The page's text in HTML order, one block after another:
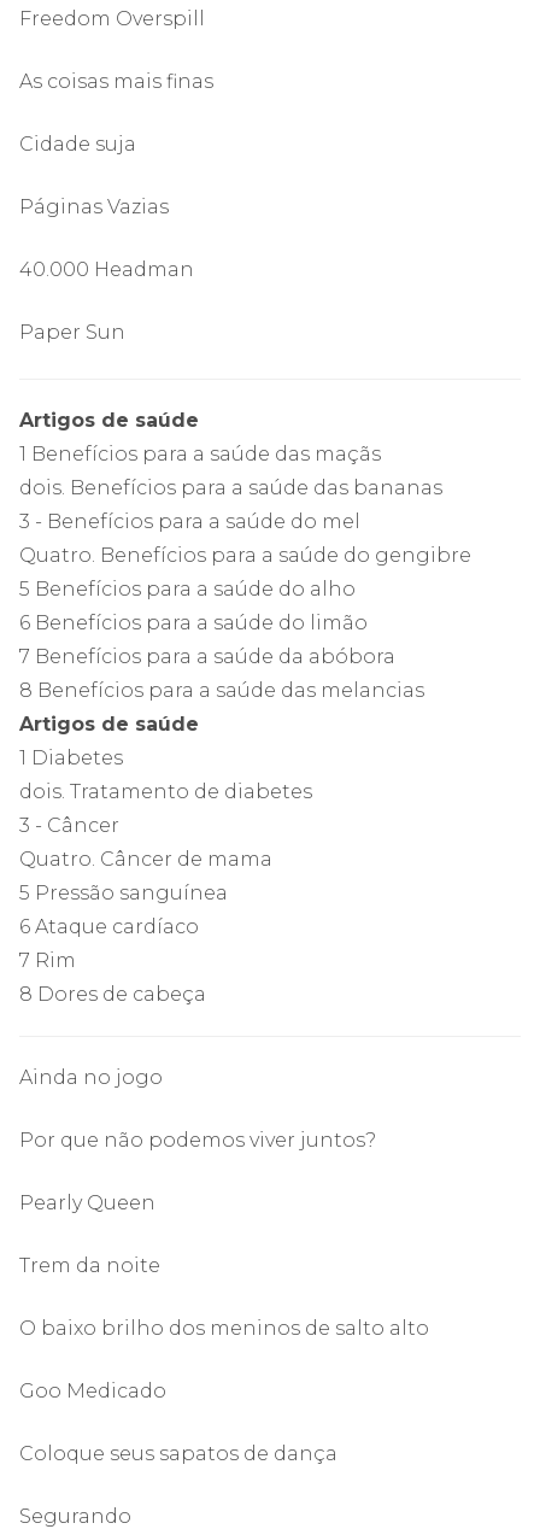
Freedom Overspill
As coisas mais finas
Cidade suja
Páginas Vazias
40.000 Headman
Paper Sun
Artigos de saúde
1 Benefícios para a saúde das maçãs
dois. Benefícios para a saúde das bananas
3 - Benefícios para a saúde do mel
Quatro. Benefícios para a saúde do gengibre
5 Benefícios para a saúde do alho
6 Benefícios para a saúde do limão
7 Benefícios para a saúde da abóbora
8 Benefícios para a saúde das melancias
Artigos de saúde
1 Diabetes
dois. Tratamento de diabetes
3 - Câncer
Quatro. Câncer de mama
5 Pressão sanguínea
6 Ataque cardíaco
7 Rim
8 Dores de cabeça
Ainda no jogo
Por que não podemos viver juntos?
Pearly Queen
Trem da noite
O baixo brilho dos meninos de salto alto
Goo Medicado
Coloque seus sapatos de dança
Segurando